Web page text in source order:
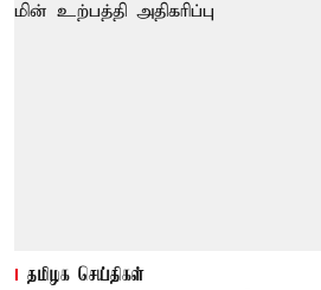
தமிழக செய்திகள்